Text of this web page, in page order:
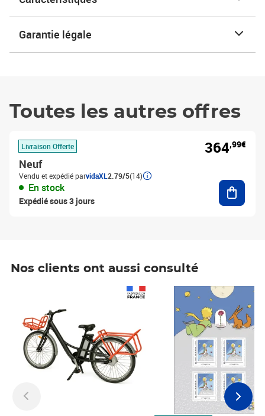
Garantie légale
Toutes les autres offres
Livraison Offerte
Neuf
Vendu et expédié parvidaXL 2.79/5(14)
En stock
Expédié sous 3 jours
364,99€
Nos clients ont aussi consulté
Prix 7,50€